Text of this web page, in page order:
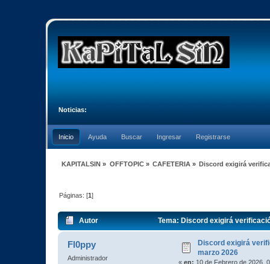
Noticias:
Inicio Ayuda Buscar Ingresar Registrarse
KAPITALSIN » OFFTOPIC» CAFETERIA» Discord exigirá
Páginas: [1]
Autor Tema: Discord exigirá
Fl0ppy
Administrador
Discord exigirá
marzo 2026
« en: 10 de Febrero de 2026,